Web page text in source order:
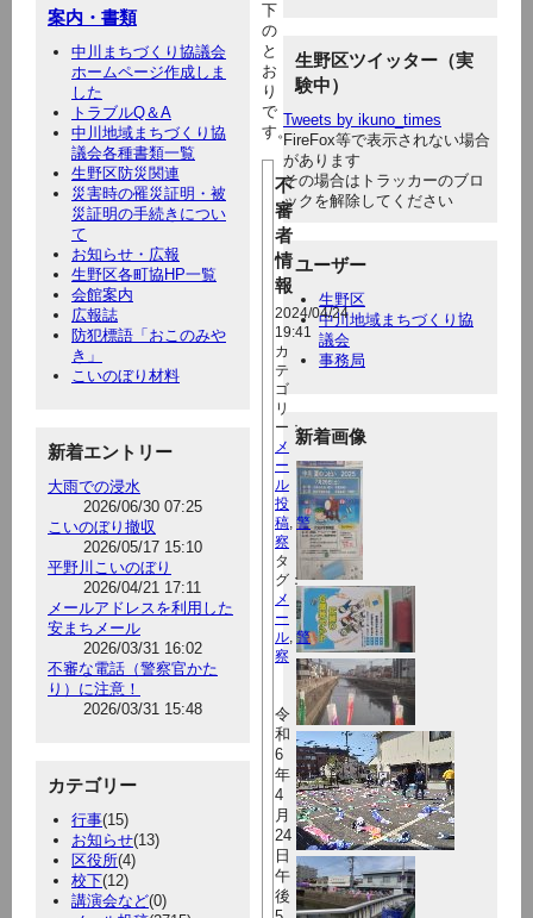
案内・書類
中川まちづくり協議会
ホームページ作成しま
した
トラブルQ＆A
中川地域まちづくり協
議会各種書類一覧
生野区防災関連
災害時の罹災証明・被
災証明の手続きについ
て
お知らせ・広報
生野区各町協HP一覧
会館案内
広報誌
防犯標語「おこのみや
き」
こいのぼり材料
新着エントリー
大雨での浸水
2026/06/30 07:25
こいのぼり撤収
2026/05/17 15:10
平野川こいのぼり
2026/04/21 17:11
メールアドレスを利用した
安まちメール
2026/03/31 16:02
不審な電話（警察官かた
り）に注意！
2026/03/31 15:48
カテゴリー
行事(15)
お知らせ(13)
区役所(4)
校下(12)
講演会など(0)
生野区ツイッター（実
験中）
Tweets by ikuno_times
FireFox等で表示されない場合
があります
その場合はトラッカーのブロ
ックを解除してください
ユーザー
生野区
中川地域まちづくり協
議会
事務局
新着画像
下
の
と
お
り
で
す。
不
審
者
情
報
2024/04/24
19:41
カ
テ
ゴ
リ
ー：
メ
ー
ル
投
稿 警
察
タ
グ：
メ
ー
ル 警
察
令
和
6
年
4
月
24
日
午
後